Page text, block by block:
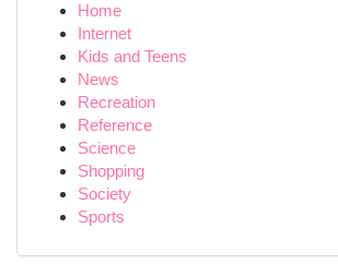
Home
Internet
Kids and Teens
News
Recreation
Reference
Science
Shopping
Society
Sports